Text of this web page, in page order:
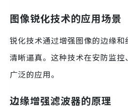
图像锐化技术的应用场景
锐化技术通过增强图像的边缘
清晰逼真。这种技术在安防监
广泛的应用。
边缘增强滤波器的原理